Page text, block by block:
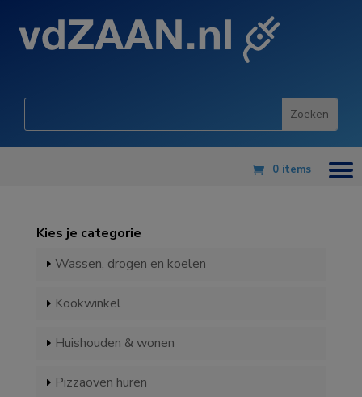
0 items
Kies je categorie
Wassen, drogen en koelen
Kookwinkel
Huishouden & wonen
Pizzaoven huren